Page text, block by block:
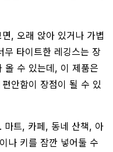
, 오래 앉아 있거나 가볍
무 타이트한 레깅스는 장
올 수 있는데, 이 제품은
안함이 장점이 될 수 있
마트, 카페, 동네 산책, 아
나 키를 잠깐 넣어둘 수